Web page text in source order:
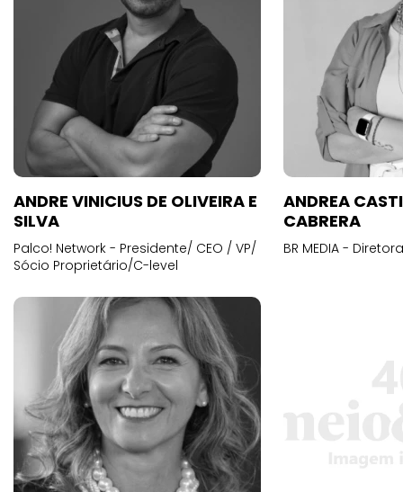
ANDRE VINICIUS DE OLIVEIRA E
SILVA
Palco! Network - Presidente/ CEO / VP/
Sócio Proprietário/C-level
ANDREA
CABRERA
BR MEDIA -